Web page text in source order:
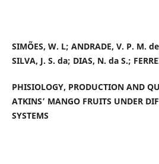
SIMÕES, W. L; ANDRADE, V. P. M.
SILVA, J. S. da; DIAS, N. da S.;
PHISIOLOGY, PRODUCTION AND
ATKINS’ MANGO FRUITS UNDER
SYSTEMS